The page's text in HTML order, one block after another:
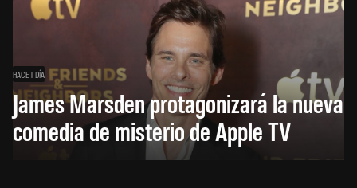
HACE 1 DÍA
James Marsden protagonizará la nueva
comedia de misterio de Apple TV